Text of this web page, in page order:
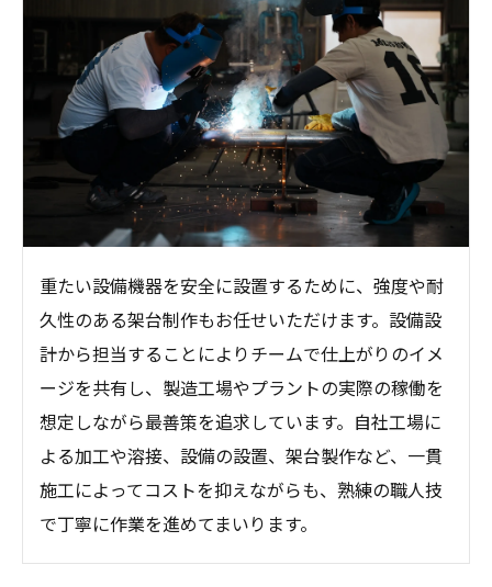
重たい設備機器を安全に設置するために、強度や耐
久性のある架台制作もお任せいただけます。設備設
計から担当することによりチームで仕上がりのイメ
ージを共有し、製造工場やプラントの実際の稼働を
想定しながら最善策を追求しています。自社工場に
よる加工や溶接、設備の設置、架台製作など、一貫
施工によってコストを抑えながらも、熟練の職人技
で丁寧に作業を進めてまいります。